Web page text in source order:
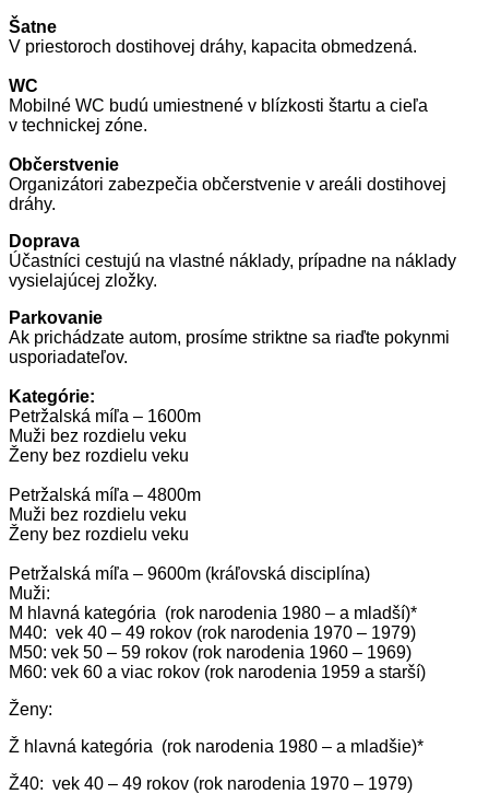
Šatne
V priestoroch dostihovej dráhy, kapacita obmedzená.
WC
Mobilné WC budú umiestnené v blízkosti štartu a cieľa
v technickej zóne.
Občerstvenie
Organizátori zabezpečia občerstvenie v areáli dostihovej
dráhy.
Doprava
Účastníci cestujú na vlastné náklady, prípadne na náklady
vysielajúcej zložky.
Parkovanie
Ak prichádzate autom, prosíme striktne sa riaďte pokynmi
usporiadateľov.
Kategórie:
Petržalská míľa – 1600m
Muži bez rozdielu veku
Ženy bez rozdielu veku
Petržalská míľa – 4800m
Muži bez rozdielu veku
Ženy bez rozdielu veku
Petržalská míľa – 9600m (kráľovská disciplína)
Muži:
M hlavná kategória (rok narodenia 1980 – a mladší)*
M40: vek 40 – 49 rokov (rok narodenia 1970 – 1979)
M50: vek 50 – 59 rokov (rok narodenia 1960 – 1969)
M60: vek 60 a viac rokov (rok narodenia 1959 a starší)
Ženy:
Ž hlavná kategória (rok narodenia 1980 – a mladšie)*
Ž40: vek 40 – 49 rokov (rok narodenia 1970 – 1979)